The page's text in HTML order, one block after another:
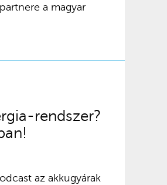
a magyar
rendszer?
az akkugyárak